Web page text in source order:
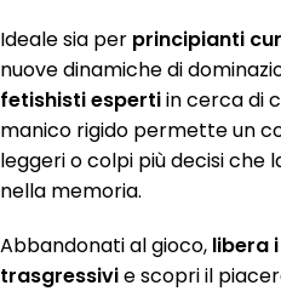
Ideale sia per principianti
nuove dinamiche di
fetishisti espertiin cerca di
manico rigido permette un
leggeri o colpi più decisi che
nella memoria.
Abbandonati al gioco, libera
trasgressivie scopri il